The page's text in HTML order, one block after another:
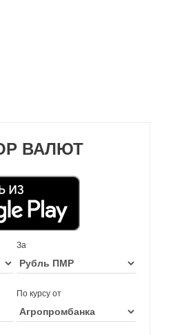
ВАЛЮТ
За
По курсу от